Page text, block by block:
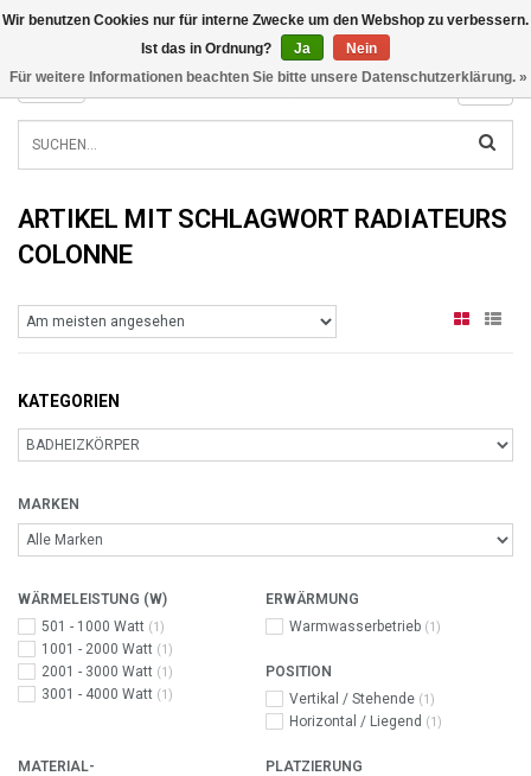
INFO@RADIATORS.SHOP
MENU
ARTIKEL MIT SCHLAGWORT RADIATEURS
COLONNE
KATEGORIEN
MARKEN
WÄRMELEISTUNG (W)
501 - 1000 Watt (1)
1001 - 2000 Watt (1)
2001 - 3000 Watt (1)
3001 - 4000 Watt (1)
ERWÄRMUNG
Warmwasserbetrieb (1)
POSITION
Vertikal / Stehende (1)
Horizontal / Liegend (1)
MATERIAL-
PLATZIERUNG
Wir benutzen Cookies nur für interne Zwecke um den Webshop zu verbessern.
Ist das in Ordnung?
Ja
Nein
Für weitere Informationen beachten Sie bitte unsere Datenschutzerklärung. »